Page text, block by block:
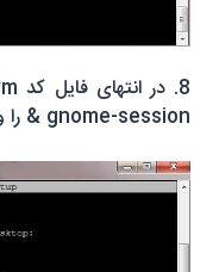
gnome-session & را وارد نمایید.